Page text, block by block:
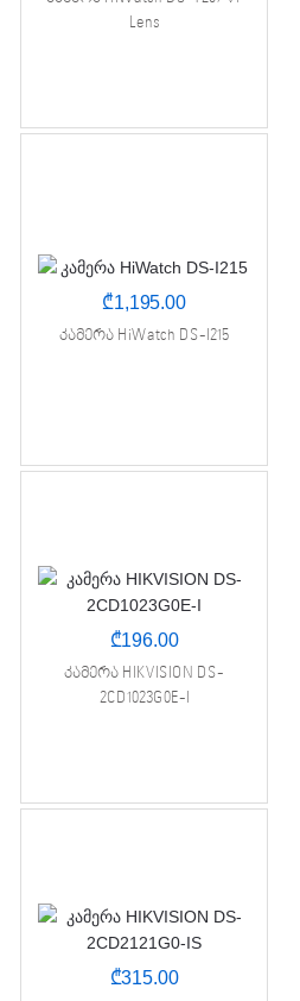
Lens
₾1,195.00
კამერა HiWatch DS-I215
₾196.00
კამერა HIKVISION DS-
2CD1023G0E-I
₾315.00